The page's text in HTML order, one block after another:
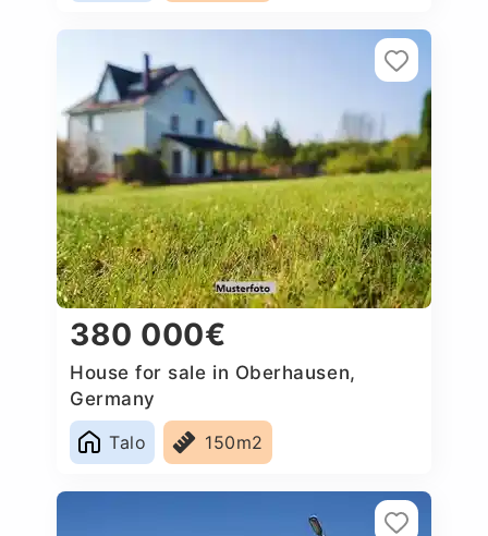
380 000€
House for sale in Oberhausen,
Germany
Talo
150m2